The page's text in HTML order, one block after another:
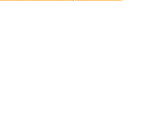
Doppelkupplungsgetriebe